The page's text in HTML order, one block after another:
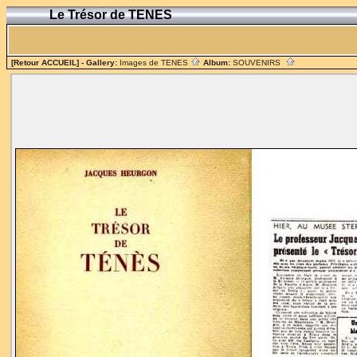
Le Trésor de TENES
[Retour ACCUEIL] - Gallery: Images de TENES Album: SOUVENIRS